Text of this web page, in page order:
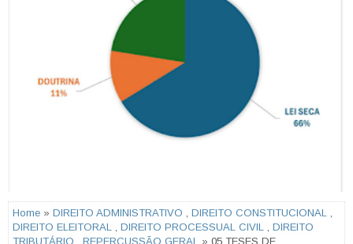
Home » DIREITO ADMINISTRATIVO DIREITO CONSTITUCIONAL
DIREITO ELEITORAL
DIREITO PROCESSUAL CIVIL
DIREITO
TRIBUTÁRIO
REPERCUSSÃO GERAL
» 05 TESES DE